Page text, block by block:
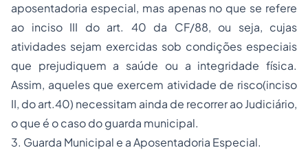
aposentadoria especial, mas apenas no que se refere
ao inciso III do art. 40 da CF/88, ou seja, cujas
atividades sejam exercidas sob condições especiais
que prejudiquem a saúde ou a integridade física.
Assim, aqueles que exercem atividade de risco(inciso
II, do art.40) necessitam ainda de recorrer ao Judiciário,
o que é o caso do guarda municipal.
3. Guarda Municipal e a Aposentadoria Especial.